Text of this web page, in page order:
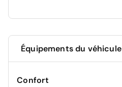
Équipements du véhicule
Confort